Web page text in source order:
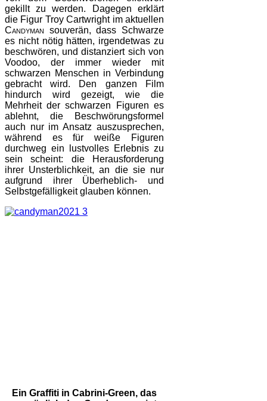
gekillt zu werden. Dagegen erklärt
die Figur Troy Cartwright im aktuellen
Candyman souverän, dass Schwarze
es nicht nötig hätten, irgendetwas zu
beschwören, und distanziert sich von
Voodoo, der immer wieder mit
schwarzen Menschen in Verbindung
gebracht wird. Den ganzen Film
hindurch wird gezeigt, wie die
Mehrheit der schwarzen Figuren es
ablehnt, die Beschwörungsformel
auch nur im Ansatz auszusprechen,
während es für weiße Figuren
durchweg ein lustvolles Erlebnis zu
sein scheint: die Herausforderung
ihrer Unsterblichkeit, an die sie nur
aufgrund ihrer Überheblich- und
Selbstgefälligkeit glauben können.
Ein Graffiti in Cabrini-Green, das